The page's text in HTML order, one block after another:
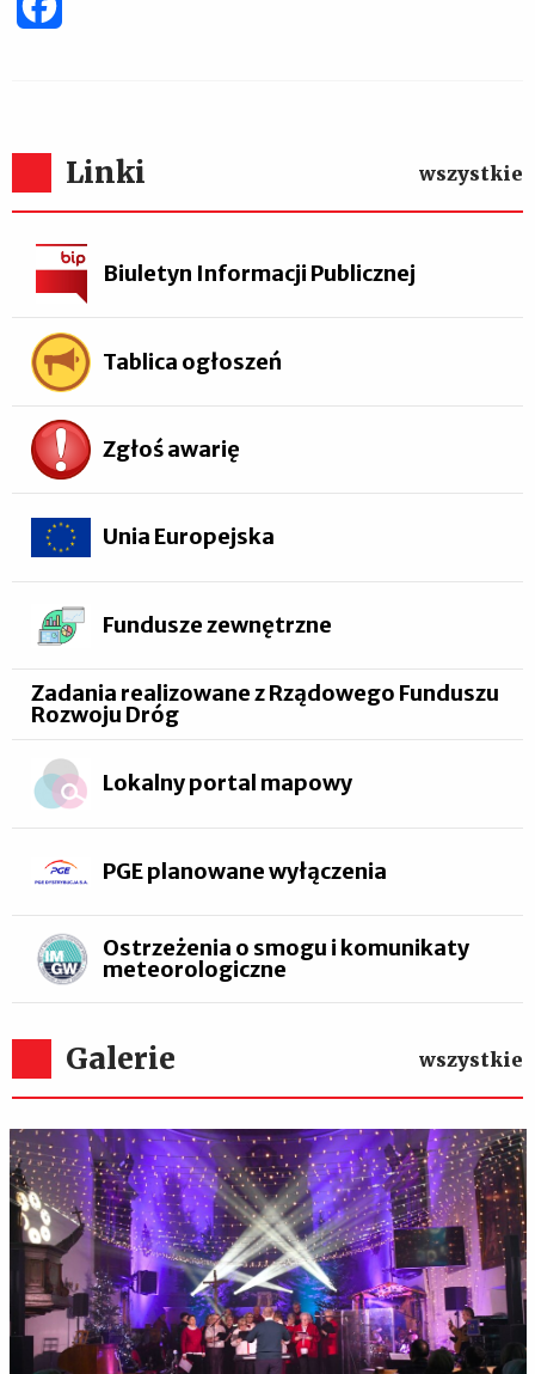
Linki wszystkie
Biuletyn Informacji Publicznej
Tablica ogłoszeń
Zgłoś awarię
Unia Europejska
Fundusze zewnętrzne
Zadania realizowane z Rządowego Funduszu
Rozwoju Dróg
Lokalny portal mapowy
PGE planowane wyłączenia
Ostrzeżenia o smogu i komunikaty
meteorologiczne
Galerie wszystkie